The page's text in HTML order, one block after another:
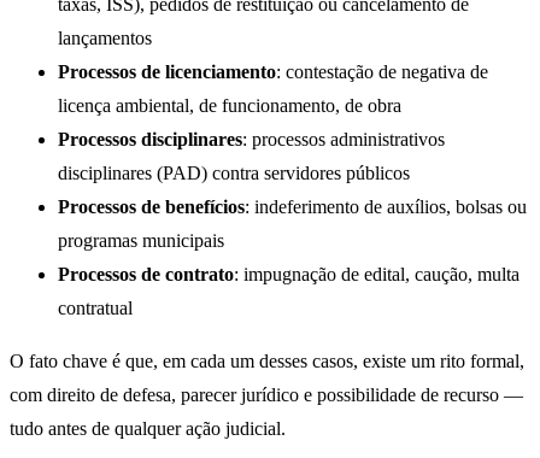
taxas, ISS), pedidos de restituição ou cancelamento de
lançamentos
Processos de licenciamento: contestação de negativa de
licença ambiental, de funcionamento, de obra
Processos disciplinares: processos administrativos
disciplinares (PAD) contra servidores públicos
Processos de benefícios: indeferimento de auxílios, bolsas ou
programas municipais
Processos de contrato: impugnação de edital, caução, multa
contratual
O fato chave é que, em cada um desses casos, existe um rito formal,
com direito de defesa, parecer jurídico e possibilidade de recurso —
tudo antes de qualquer ação judicial.